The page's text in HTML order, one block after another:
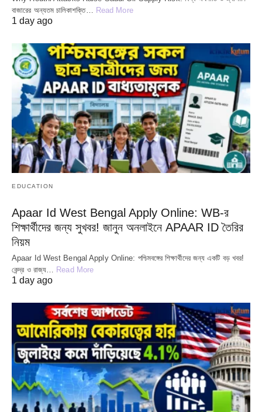
বাজারের অন্যতম চালিকাশক্তি… Read More
1 day ago
EDUCATION
Apaar Id West Bengal Apply Online: WB-র
শিক্ষার্থীদের জন্য সুখবর! জানুন অনলাইনে APAAR ID তৈরির
নিয়ম
Apaar Id West Bengal Apply Online: পশ্চিমবঙ্গের শিক্ষার্থীদের জন্য একটি বড় খবর!
কেন্দ্র ও রাজ্য…
Read More
1 day ago